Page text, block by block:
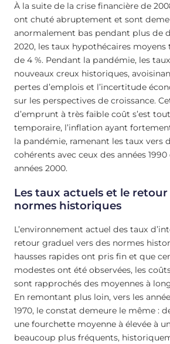
À la suite de la crise financière de
ont chuté abruptement et sont
anormalement bas pendant plus de
2020, les taux hypothécaires
de 4 %. Pendant la pandémie, les
nouveaux creux historiques,
pertes d’emplois et l’incertitude
sur les perspectives de croissance.
d’emprunt à très faible coût s’est
temporaire, l’inflation ayant
la pandémie, ramenant les taux vers
cohérents avec ceux des années
années 2000.
Les taux actuels et le retour
normes historiques
L’environnement actuel des taux
retour graduel vers des normes
hausses rapides ont pris fin et que
modestes ont été observées, les
sont rapprochés des moyennes à
En remontant plus loin, vers les
1970, le constat demeure le même :
une fourchette moyenne à élevée à
beaucoup plus fréquents,